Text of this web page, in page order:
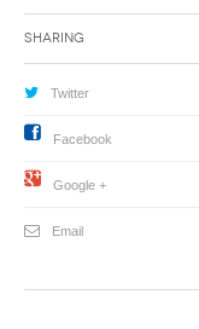
Sharing
Twitter
Facebook
Google +
Email